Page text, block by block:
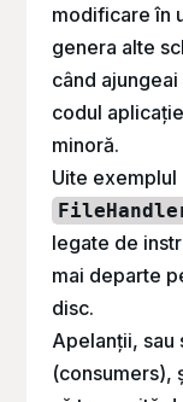
modificare în
genera alte
când
codul
minoră.
Uite exemplul
legate de
mai departe
disc.
Apelanții, sau
(consumers),